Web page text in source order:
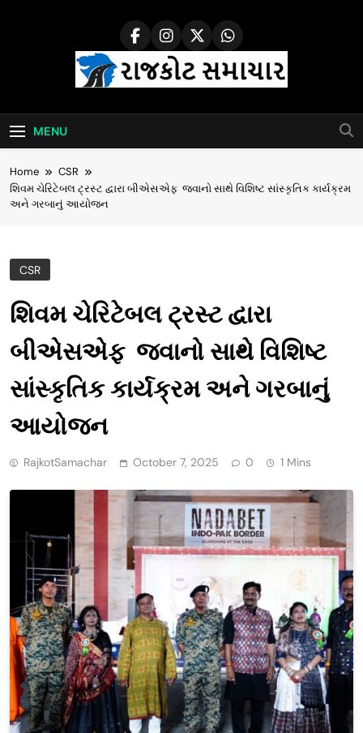
Rajkot Samachar
MENU
Home
CSR
શિવમ ચેરિટેબલ ટ્રસ્ટ દ્વારા બીએસએફ જવાનો સાથે વિશિષ્ટ સાંસ્કૃતિક કાર્યક્રમ
અને ગરબાનું આયોજન
CSR
શિવમ ચેરિટેબલ ટ્રસ્ટ દ્વારા
બીએસએફ જવાનો સાથે વિશિષ્ટ
સાંસ્કૃતિક કાર્યક્રમ અને ગરબાનું
આયોજન
RajkotSamachar October 7, 2025 0 1 Mins